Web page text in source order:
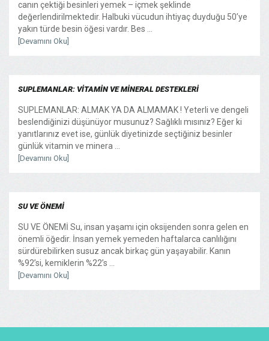
canın çektiği besinleri yemek – içmek şeklinde
değerlendirilmektedir. Halbuki vücudun ihtiyaç duyduğu 50’ye
yakın türde besin öğesi vardır. Bes ...
[Devamını Oku]
SUPLEMANLAR: VİTAMİN VE MİNERAL DESTEKLERİ
SUPLEMANLAR: ALMAK YA DA ALMAMAK ! Yeterli ve dengeli
beslendiğinizi düşünüyor musunuz? Sağlıklı mısınız? Eğer ki
yanıtlarınız evet ise, günlük diyetinizde seçtiğiniz besinler
günlük vitamin ve minera ...
[Devamını Oku]
SU VE ÖNEMİ
SU VE ÖNEMİ Su, insan yaşamı için oksijenden sonra gelen en
önemli öğedir. İnsan yemek yemeden haftalarca canlılığını
sürdürebilirken susuz ancak birkaç gün yaşayabilir. Kanın
%92’si, kemiklerin %22’s ...
[Devamını Oku]